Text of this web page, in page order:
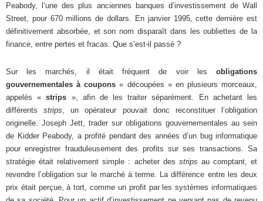
Peabody, l’une des plus anciennes banques d’investissement de Wall
Street, pour 670 millions de dollars. En janvier 1995, cette dernière est
définitivement absorbée, et son nom disparaît dans les oubliettes de la
finance, entre pertes et fracas. Que s’est-il passé ?
Sur les marchés, il était fréquent de voir les obligations
gouvernementales à coupons « découpées » en plusieurs morceaux,
appelés «strips », afin de les traiter séparément. En achetant les
différentsstrips , un opérateur pouvait donc reconstituer l’obligation
originelle. Joseph Jett, trader sur obligations gouvernementales au sein
de Kidder Peabody, a profité pendant des années d’un bug informatique
pour enregistrer frauduleusement des profits sur ses transactions. Sa
stratégie était relativement simple : acheter des strips au comptant, et
revendre l’obligation sur le marché à terme. La différence entre les deux
prix était perçue, à tort, comme un profit par les systèmes informatiques